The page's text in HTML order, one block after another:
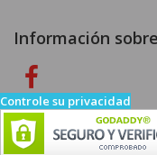
Información
Controle su privacidad